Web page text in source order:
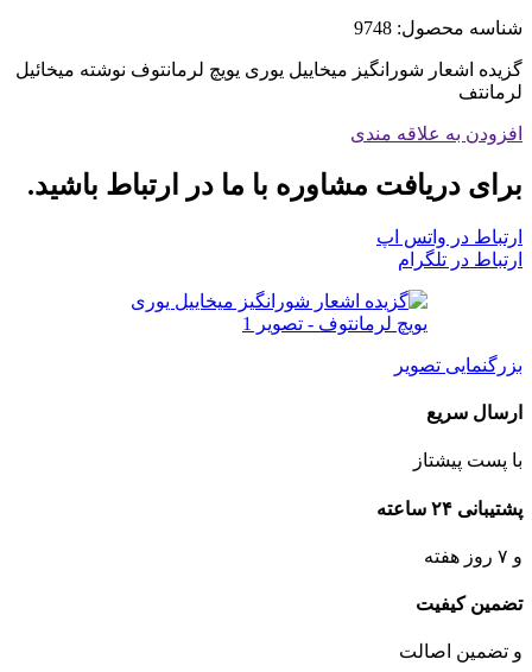
شناسه محصول: 9748
گزیده اشعار شورانگیز میخاییل یوری یویچ لرمانتوف نوشته میخائیل
لرمانتف
افزودن به علاقه مندی
برای دریافت مشاوره با ما در ارتباط باشید.
ارتباط در واتس اپ
ارتباط در تلگرام
بزرگنمایی تصویر
ارسال سریع
با پست پیشتاز
پشتیبانی ۲۴ ساعته
و ۷ روز هفته
تضمین کیفیت
و تضمین اصالت